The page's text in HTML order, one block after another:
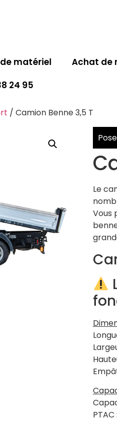
matériel Achat de
24 95
/ Camion Benne 3,5 T
Le
Vous